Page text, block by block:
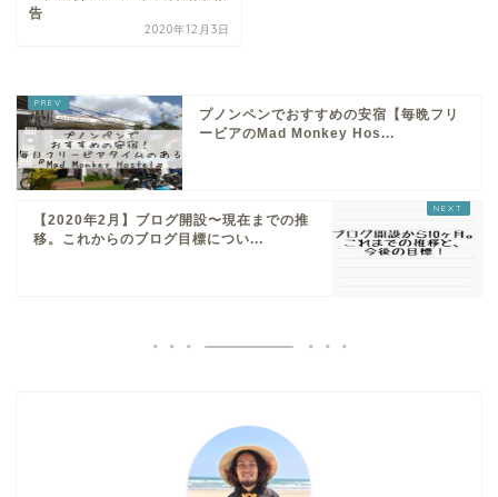
告
2020年12月3日
プノンペンでおすすめの安宿【毎晩フリ
ービアのMad Monkey Hos...
【2020年2月】ブログ開設〜現在までの推
移。これからのブログ目標につい...